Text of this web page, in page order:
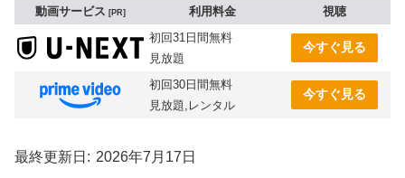
動画サービス PR 利用料金
視聴
初回31日間無料
見放題
今すぐ見る
初回30日間無料
見放題,レンタル
今すぐ見る
最終更新日 2026年7月17日